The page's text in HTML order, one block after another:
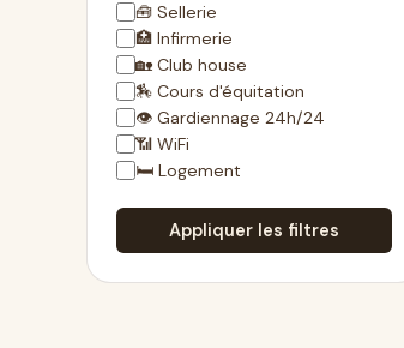
🧰 Sellerie
🏥 Infirmerie
🏡 Club house
🏇 Cours d'équitation
👁 Gardiennage 24h/24
📶 WiFi
🛏 Logement
Appliquer les filtres